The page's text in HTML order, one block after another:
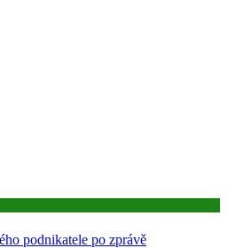
podnikatele po zprávě